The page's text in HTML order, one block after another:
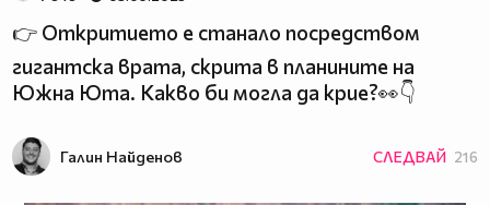
👉 Откритието е станало посредством
гигантска врата, скрита в планините на
Южна Юта. Какво би могла да крие?👀👇
Галин Найденов СЛЕДВАЙ 216